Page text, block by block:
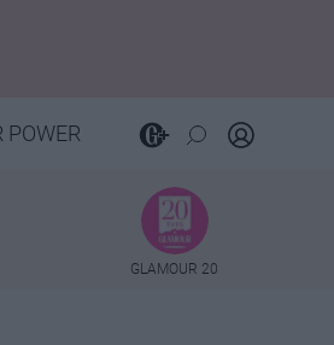
POWER
GLAMOUR 20